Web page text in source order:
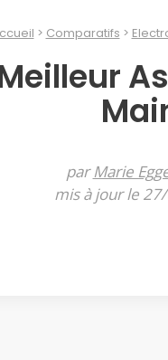
Comparatifs
parMarie
mis à jour le